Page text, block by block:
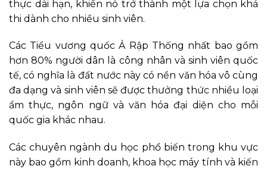
thực dài hạn, khiến nó trở thành một lựa chọn khả
thi dành cho nhiều sinh viên.
Các Tiểu vương quốc Ả Rập Thống nhất bao gồm
hơn 80% người dân là công nhân và sinh viên quốc
tế, có nghĩa là đất nước này có nền văn hóa vô cùng
đa dạng và sinh viên sẽ được thưởng thức nhiều loại
ẩm thực, ngôn ngữ và văn hóa đại diện cho mỗi
quốc gia khác nhau.
Các chuyên ngành du học phổ biến trong khu vực
này bao gồm kinh doanh, khoa học máy tính và kiến